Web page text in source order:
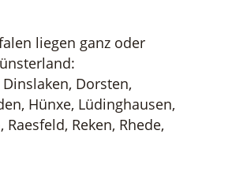
liegen ganz oder
Dorsten,
Hünxe, Lüdinghausen,
Reken, Rhede,